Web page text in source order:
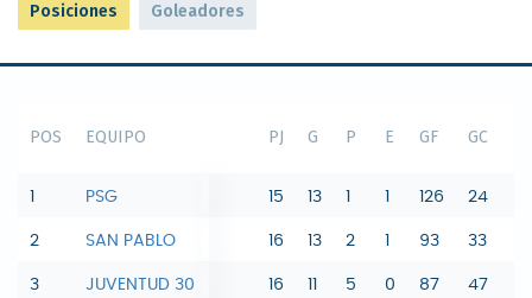
Posiciones Goleadores
POS EQUIPO PJ G P E GF GC
PSG 15 13 126 24
2 SAN PABLO 16 13 2 93 33
3 JUVENTUD 30 16 5 0 87 47